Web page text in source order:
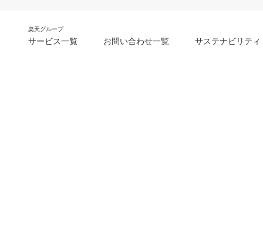
楽天グループ
サービス一覧 お問い合わせ一覧 サステナビリティ